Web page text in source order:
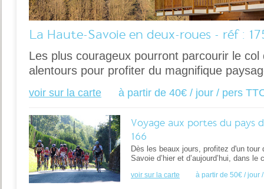
La Haute-Savoie en deux-roues - réf :
Les plus courageux pourront parcourir le
alentours pour profiter du magnifique
voir sur la carte à partir de 40€ / jour / pers
Voyage aux portes du pays
166
Dès les beaux jours, profitez d'un tour
Savoie d’hier et d’aujourd’hui, dans
voir sur la carte à partir de 50€ / jour